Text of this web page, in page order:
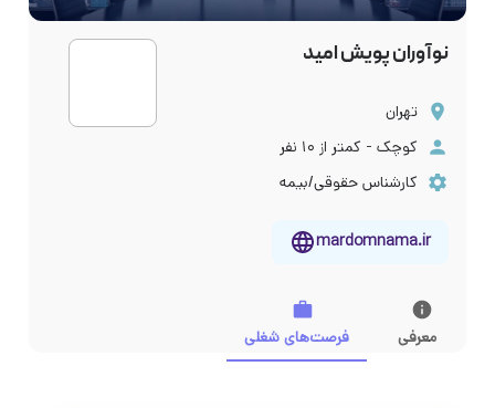
نوآوران پویش امید
تهران
کوچک - کمتر از ۱۰ نفر
کارشناس حقوقی/بیمه
mardomnama.ir
معرفی فرصت‌های شغلی